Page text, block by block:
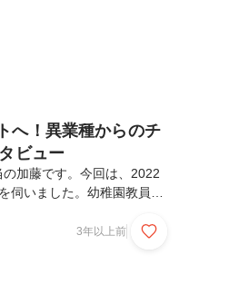
へ！異業種からのチ
ビュー
加藤です。今回は、2022
伺いました。幼稚園教員か
ロフィール玉越 千優
私が幼稚園のときの担任の
3年以上前